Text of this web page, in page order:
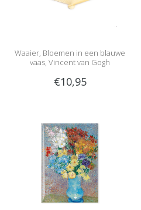
Waaier, Bloemen in een blauwe
vaas, Vincent van Gogh
€10,95